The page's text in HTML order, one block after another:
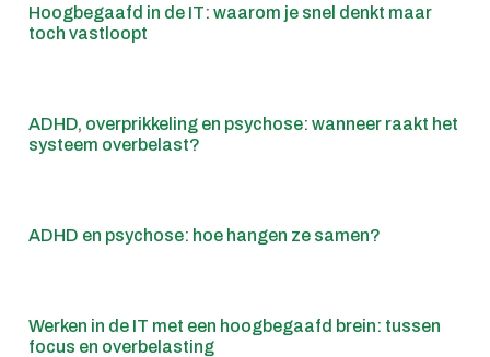
Hoogbegaafd in de IT: waarom je snel denkt maar
toch vastloopt
ADHD, overprikkeling en psychose: wanneer raakt het
systeem overbelast?
ADHD en psychose: hoe hangen ze samen?
Werken in de IT met een hoogbegaafd brein: tussen
focus en overbelasting